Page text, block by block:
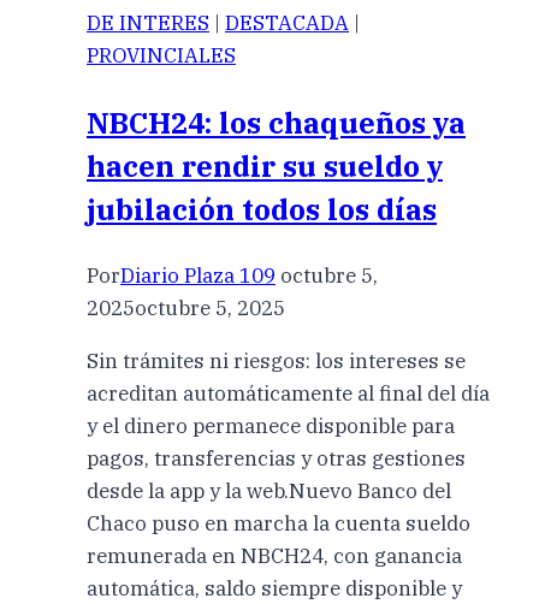
DE INTERES | DESTACADA |
PROVINCIALES
NBCH24: los chaqueños ya
hacen rendir su sueldo y
jubilación todos los días
PorDiario Plaza 109 octubre 5,
2025octubre 5, 2025
Sin trámites ni riesgos: los intereses se
acreditan automáticamente al final del día
y el dinero permanece disponible para
pagos, transferencias y otras gestiones
desde la app y la web.Nuevo Banco del
Chaco puso en marcha la cuenta sueldo
remunerada en NBCH24, con ganancia
automática, saldo siempre disponible y